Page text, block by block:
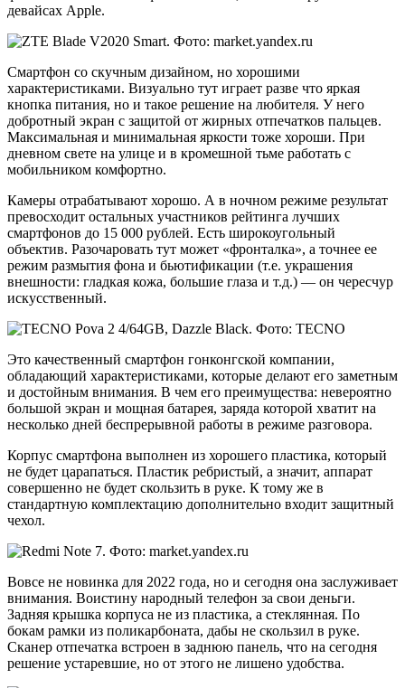
девайсах Apple.
Смартфон со скучным дизайном, но хорошими
характеристиками. Визуально тут играет разве что яркая
кнопка питания, но и такое решение на любителя. У него
добротный экран с защитой от жирных отпечатков пальцев.
Максимальная и минимальная яркости тоже хороши. При
дневном свете на улице и в кромешной тьме работать с
мобильником комфортно.
Камеры отрабатывают хорошо. А в ночном режиме результат
превосходит остальных участников рейтинга лучших
смартфонов до 15 000 рублей. Есть широкоугольный
объектив. Разочаровать тут может «фронталка», а точнее ее
режим размытия фона и бьютификации (т.е. украшения
внешности: гладкая кожа, большие глаза и т.д.) — он чересчур
искусственный.
Это качественный смартфон гонконгской компании,
обладающий характеристиками, которые делают его заметным
и достойным внимания. В чем его преимущества: невероятно
большой экран и мощная батарея, заряда которой хватит на
несколько дней беспрерывной работы в режиме разговора.
Корпус смартфона выполнен из хорошего пластика, который
не будет царапаться. Пластик ребристый, а значит, аппарат
совершенно не будет скользить в руке. К тому же в
стандартную комплектацию дополнительно входит защитный
чехол.
Вовсе не новинка для 2022 года, но и сегодня она заслуживает
внимания. Воистину народный телефон за свои деньги.
Задняя крышка корпуса не из пластика, а стеклянная. По
бокам рамки из поликарбоната, дабы не скользил в руке.
Сканер отпечатка встроен в заднюю панель, что на сегодня
решение устаревшие, но от этого не лишено удобства.